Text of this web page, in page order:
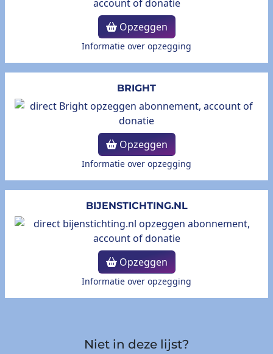
Opzeggen
Informatie over opzegging
BRIGHT
Opzeggen
Informatie over opzegging
BIJENSTICHTING.NL
Opzeggen
Informatie over opzegging
Niet in deze lijst?